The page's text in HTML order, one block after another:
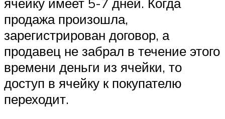
продажа произошла,
зарегистрирован договор, а
продавец не забрал в течение этого
времени деньги из ячейки, то
доступ в ячейку к покупателю
переходит.